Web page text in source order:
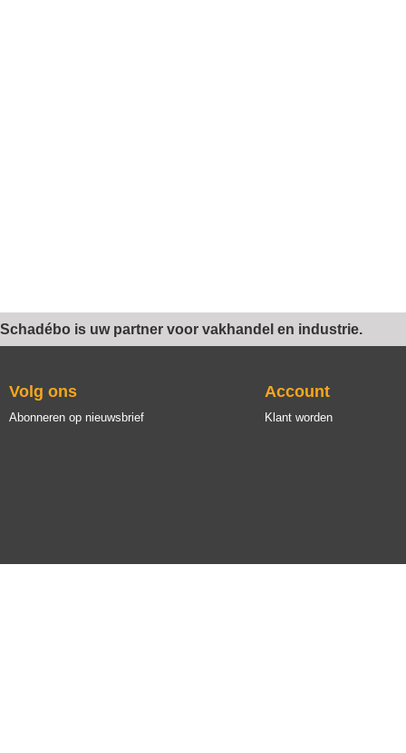
Schadébo is uw partner voor vakhandel en industrie.
Volg ons
Abonneren op nieuwsbrief
Account
Klant worden